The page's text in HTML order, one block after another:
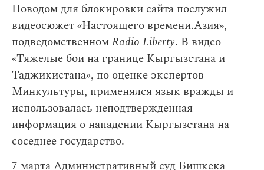
Поводом для блокировки сайта послужил
видеосюжет «Настоящего времени.Азия»,
подведомственномRadio Liberty. В видео
«Тяжелые бои на границе Кыргызстана и
Таджикистана», по оценке экспертов
Минкультуры, применялся язык вражды и
использовалась неподтвержденная
информация о нападении Кыргызстана на
соседнее государство.
7 марта Административный суд Бишкека